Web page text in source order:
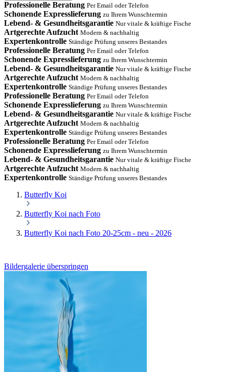
Professionelle Beratung Per Email oder Telefon
Schonende Expresslieferung zu Ihrem Wunschtermin
Lebend- & Gesundheitsgarantie Nur vitale & kräftige Fische
Artgerechte Aufzucht Modern & nachhaltig
Expertenkontrolle Ständige Prüfung unseres Bestandes
Professionelle Beratung Per Email oder Telefon
Schonende Expresslieferung zu Ihrem Wunschtermin
Lebend- & Gesundheitsgarantie Nur vitale & kräftige Fische
Artgerechte Aufzucht Modern & nachhaltig
Expertenkontrolle Ständige Prüfung unseres Bestandes
Professionelle Beratung Per Email oder Telefon
Schonende Expresslieferung zu Ihrem Wunschtermin
Lebend- & Gesundheitsgarantie Nur vitale & kräftige Fische
Artgerechte Aufzucht Modern & nachhaltig
Expertenkontrolle Ständige Prüfung unseres Bestandes
Professionelle Beratung Per Email oder Telefon
Schonende Expresslieferung zu Ihrem Wunschtermin
Lebend- & Gesundheitsgarantie Nur vitale & kräftige Fische
Artgerechte Aufzucht Modern & nachhaltig
Expertenkontrolle Ständige Prüfung unseres Bestandes
Butterfly Koi
Butterfly Koi nach Foto
Butterfly Koi nach Foto 20-25cm - neu - 2026
Bildergalerie überspringen